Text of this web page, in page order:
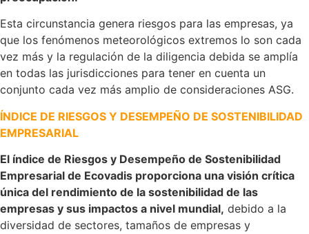
Esta circunstancia genera riesgos para las empresas, ya
que los fenómenos meteorológicos extremos lo son cada
vez más y la regulación de la diligencia debida se amplía
en todas las jurisdicciones para tener en cuenta un
conjunto cada vez más amplio de consideraciones ASG.
ÍNDICE DE RIESGOS Y DESEMPEÑO DE SOSTENIBILIDAD
EMPRESARIAL
El índice de Riesgos y Desempeño de Sostenibilidad
Empresarial de Ecovadis proporciona una visión crítica
única del rendimiento de la sostenibilidad de las
empresas y sus impactos a nivel mundial, debido a la
diversidad de sectores, tamaños de empresas y